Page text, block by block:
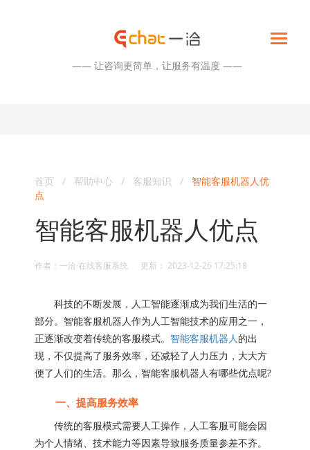
—— 让咨询更简单，让服务有温度 ——
首页 / 帮助中心 / 客服知识 / 智能客服机器人优
点
智能客服机器人优点
作者：一洽·在线客服系统 更新： 2023-12-26 17:25:18
科技的不断发展，人工智能逐渐成为我们生活的一
部分。智能客服机器人作为人工智能技术的应用之一，
正逐渐改变着传统的客服模式。 智能客服机器人的出
现，不仅提高了服务效率，还减轻了人力压力，大大方
便了人们的生活。那么，智能客服机器人有哪些优点呢?
一、提高服务效率
传统的客服模式需要人工操作，人工客服可能会因
为个人情绪、技术能力等因素导致服务质量参差不齐。